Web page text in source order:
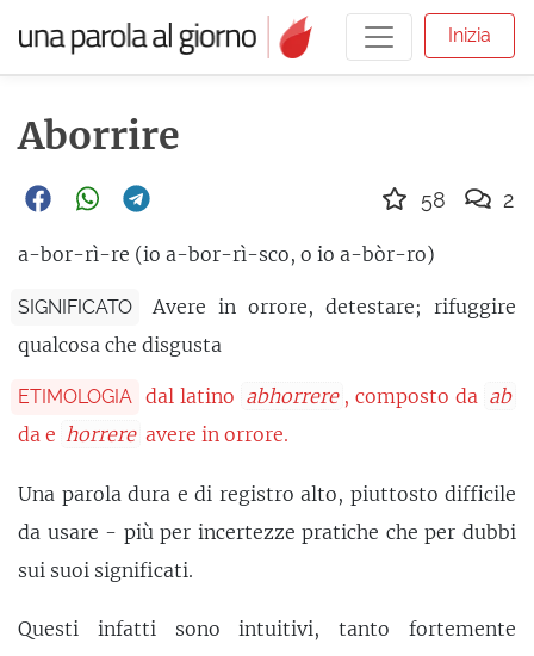
Inizia
Aborrire
a-bor-rì-re (io a-bor-rì-sco, o io a-bòr-ro)
SIGNIFICATO
Avere in orrore, detestare; rifuggire
qualcosa che disgusta
ETIMOLOGIA dal latino abhorrere , composto da ab
da e horrere avere in orrore.
Una parola dura e di registro alto, piuttosto difficile
da usare - più per incertezze pratiche che per dubbi
sui suoi significati.
Questi infatti sono intuitivi, tanto fortemente
58 2